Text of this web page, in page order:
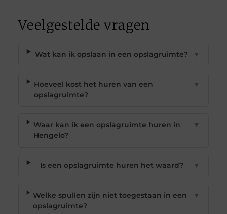
Veelgestelde vragen
Wat kan ik opslaan in een opslagruimte? ▼
Hoeveel kost het huren van een
opslagruimte?
▼
Waar kan ik een opslagruimte huren in
Hengelo?
▼
Is een opslagruimte huren het waard? ▼
Welke spullen zijn niet toegestaan in een
opslagruimte?
▼